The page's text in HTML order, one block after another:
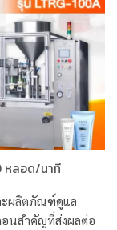
หลอด/นาที
ะผลิตภัณฑ์ดูแล
นสำคัญที่ส่งผลต่อ